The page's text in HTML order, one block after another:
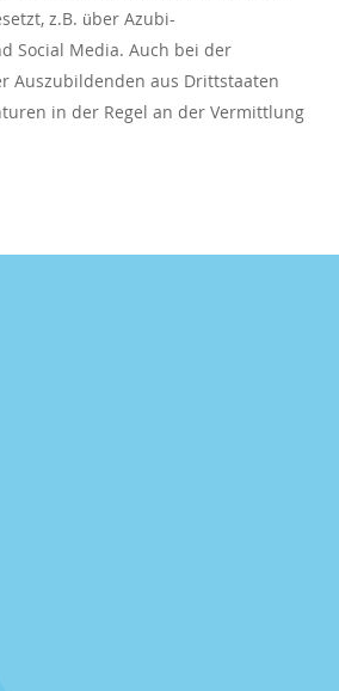
z.B. über Azubi-
Social Media. Auch bei der
Auszubildenden aus Drittstaaten
in der Regel an der Vermittlung